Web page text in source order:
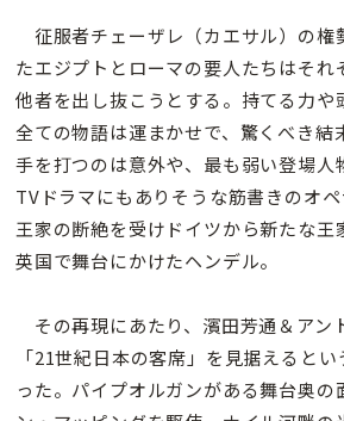
征服者チェーザレ（カエサル）の権
たエジプトとローマの要人たちはそれ
他者を出し抜こうとする。持てる力や
全ての物語は運まかせで、驚くべき結
手を打つのは意外や、最も弱い登場
TVドラマにもありそうな筋書きのオ
王家の断絶を受けドイツから新たな王
英国で舞台にかけたヘンデル。
その再現にあたり、濱田芳通＆アン
「21世紀日本の客席」を見据えると
った。パイプオルガンがある舞台奥の